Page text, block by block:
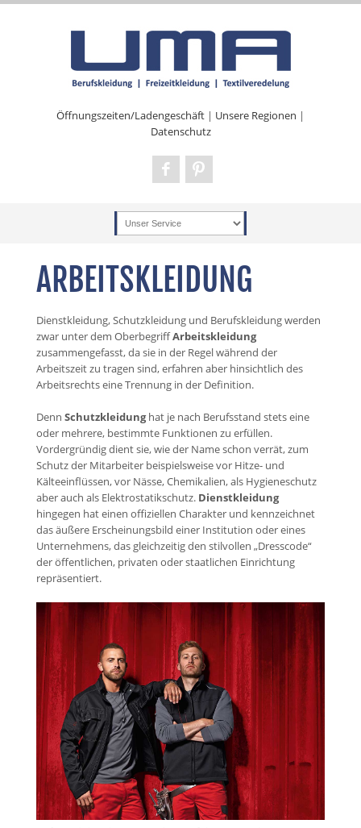
Öffnungszeiten/Ladengeschäft | Unsere Regionen |
Datenschutz
ARBEITSKLEIDUNG
Dienstkleidung, Schutzkleidung und Berufskleidung werden
zwar unter dem OberbegriffArbeitskleidung
zusammengefasst, da sie in der Regel während der
Arbeitszeit zu tragen sind, erfahren aber hinsichtlich des
Arbeitsrechts eine Trennung in der Definition.
Denn Schutzkleidunghat je nach Berufsstand stets eine
oder mehrere, bestimmte Funktionen zu erfüllen.
Vordergründig dient sie, wie der Name schon verrät, zum
Schutz der Mitarbeiter beispielsweise vor Hitze- und
Kälteeinflüssen, vor Nässe, Chemikalien, als Hygieneschutz
aber auch als Elektrostatikschutz. Dienstkleidung
hingegen hat einen offiziellen Charakter und kennzeichnet
das äußere Erscheinungsbild einer Institution oder eines
Unternehmens, das gleichzeitig den stilvollen „Dresscode“
der öffentlichen, privaten oder staatlichen Einrichtung
repräsentiert.